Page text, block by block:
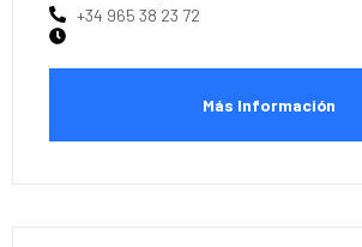
+34 965 38 23 72
Más Información